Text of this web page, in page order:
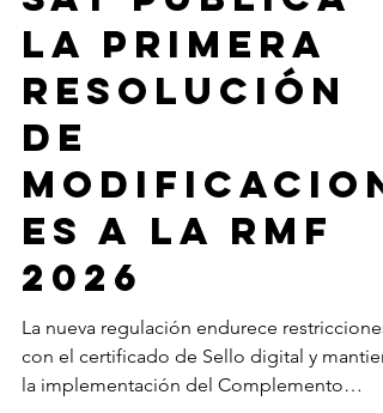
Redacción
19 jul
SAT publica
la primera
resolución
de
modificacion
es a la RMF
2026